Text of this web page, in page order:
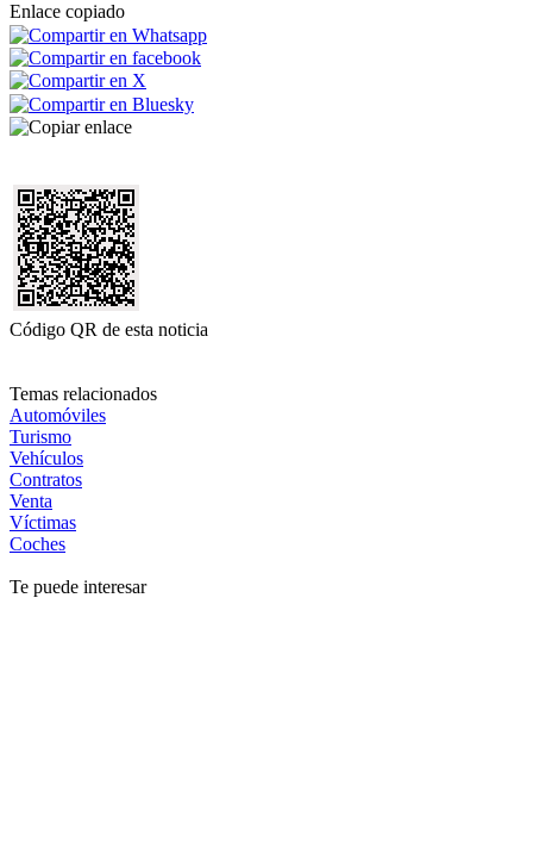
Enlace copiado
Código QR de esta noticia
Temas relacionados
Automóviles
Turismo
Vehículos
Contratos
Venta
Víctimas
Coches
Te puede interesar